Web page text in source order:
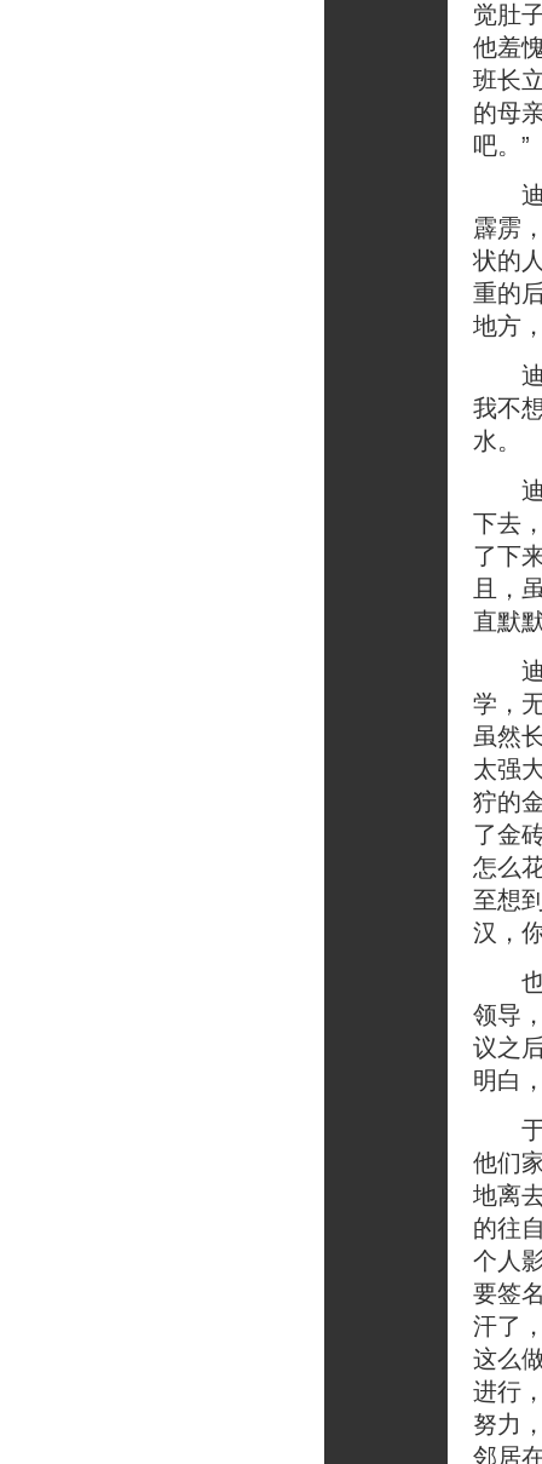
觉肚
他羞
班长
的母
吧。”
迪
霹雳
状的
重的
地方
迪
我不
水。
迪
下去
了下
且，
直默
迪
学，
虽然
太强
狞的
了金
怎么
至想
汉，
也
领导
议之
明白
于
他们
地离
的往
个人
要签
汗了
这么
进行
努力
邻居